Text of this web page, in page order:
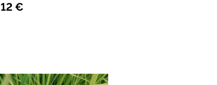
12 €